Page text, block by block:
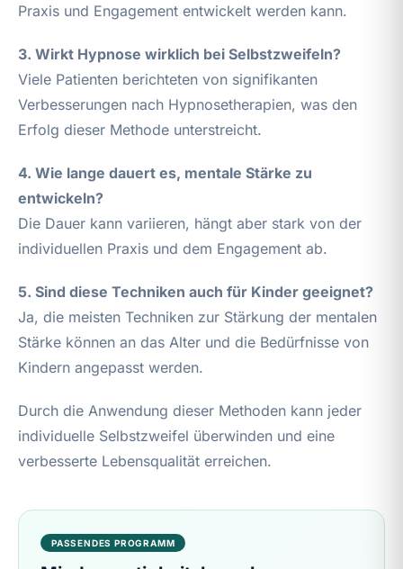
Praxis und Engagement entwickelt werden kann.
3. Wirkt Hypnose wirklich bei Selbstzweifeln?
Viele Patienten berichteten von signifikanten
Verbesserungen nach Hypnosetherapien, was den
Erfolg dieser Methode unterstreicht.
4. Wie lange dauert es, mentale Stärke zu
entwickeln?
Die Dauer kann variieren, hängt aber stark von der
individuellen Praxis und dem Engagement ab.
5. Sind diese Techniken auch für Kinder geeignet?
Ja, die meisten Techniken zur Stärkung der mentalen
Stärke können an das Alter und die Bedürfnisse von
Kindern angepasst werden.
Durch die Anwendung dieser Methoden kann jeder
individuelle Selbstzweifel überwinden und eine
verbesserte Lebensqualität erreichen.
PASSENDES PROGRAMM